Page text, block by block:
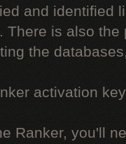
and identified
There is also
the
activation key
Ranker, you'll